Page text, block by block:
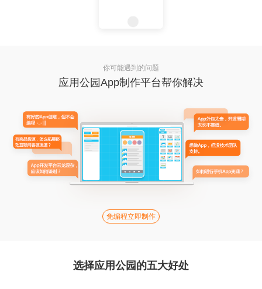
你可能遇到的问题
应用公园App制作平台帮你解决
免编程立即制作
选择应用公园的五大好处